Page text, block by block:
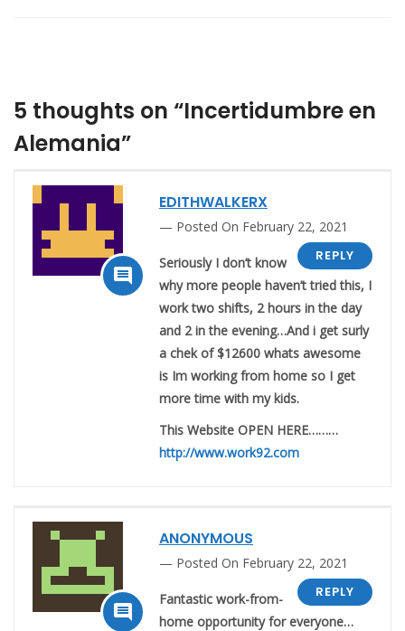
5 thoughts on “Incertidumbre en
Alemania”

EDITHWALKERX
Posted On February 22, 2021
REPLY
Seriously I don’t know
why more people haven’t tried this, I
work two shifts, 2 hours in the day
and 2 in the evening…And i get surly
a chek of $12600 whats awesome
is Im working from home so I get
more time with my kids.
This Website OPEN HERE………
http://www.work92.com

ANONYMOUS
Posted On February 22, 2021
REPLY
Fantastic work-from-
home opportunity for everyone…